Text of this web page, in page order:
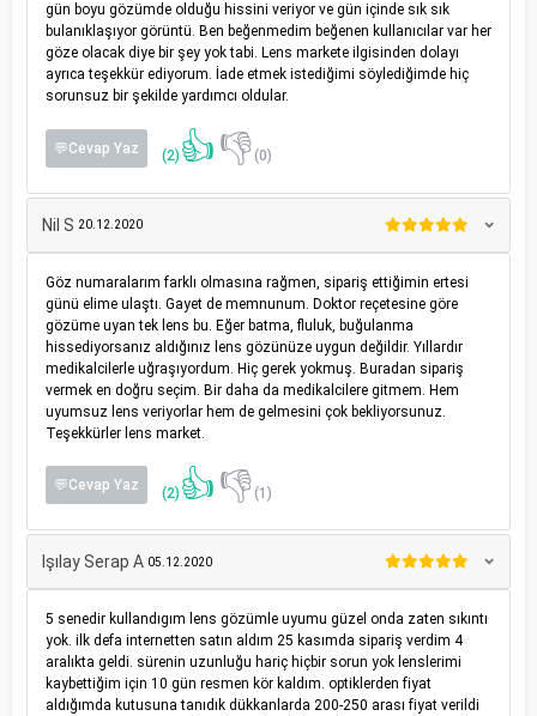
gün boyu gözümde olduğu hissini veriyor ve gün içinde sık sık
bulanıklaşıyor görüntü. Ben beğenmedim beğenen kullanıcılar var her
göze olacak diye bir şey yok tabi. Lens markete ilgisinden dolayı
ayrıca teşekkür ediyorum. İade etmek istediğimi söylediğimde hiç
sorunsuz bir şekilde yardımcı oldular.
💬Cevap Yaz (2) 👍👎(0)
Nil S 20.12.2020
Göz numaralarım farklı olmasına rağmen, sipariş ettiğimin ertesi
günü elime ulaştı. Gayet de memnunum. Doktor reçetesine göre
gözüme uyan tek lens bu. Eğer batma, fluluk, buğulanma
hissediyorsanız aldığınız lens gözünüze uygun değildir. Yıllardır
medikalcilerle uğraşıyordum. Hiç gerek yokmuş. Buradan sipariş
vermek en doğru seçim. Bir daha da medikalcilere gitmem. Hem
uyumsuz lens veriyorlar hem de gelmesini çok bekliyorsunuz.
Teşekkürler lens market.
💬Cevap Yaz (2) 👍👎(1)
Işılay Serap A 05.12.2020
5 senedir kullandıgım lens gözümle uyumu güzel onda zaten sıkıntı
yok. ilk defa internetten satın aldım 25 kasımda sipariş verdim 4
aralıkta geldi. sürenin uzunluğu hariç hiçbir sorun yok lenslerimi
kaybettiğim için 10 gün resmen kör kaldım. optiklerden fiyat
aldığımda kutusuna tanıdık dükkanlarda 200-250 arası fiyat verildi